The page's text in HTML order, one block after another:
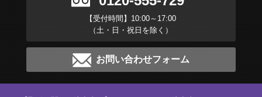
【受付時間】10:00～17:00
（土・日・祝日を除く）
お問い合わせフォーム